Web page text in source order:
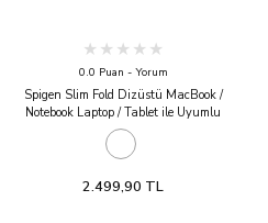
0.0 Puan - Yorum
Spigen Slim Fold Dizüstü MacBook /
Notebook Laptop / Tablet ile Uyumlu
Katlanabilir Kaymaz Taban Dikey Masa
Standı LD201-S9 Black
2.499,90 TL